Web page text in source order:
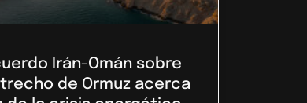
Irán-Omán sobre
de Ormuz acerca